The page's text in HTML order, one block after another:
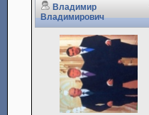
Владимир
Владимирович